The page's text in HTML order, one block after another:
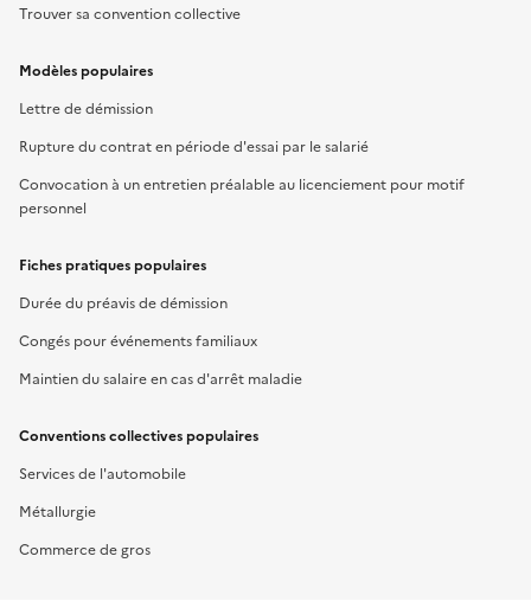
Trouver sa convention collective
Modèles populaires
Lettre de démission
Rupture du contrat en période d'essai par le salarié
Convocation à un entretien préalable au licenciement pour motif
personnel
Fiches pratiques populaires
Durée du préavis de démission
Congés pour événements familiaux
Maintien du salaire en cas d'arrêt maladie
Conventions collectives populaires
Services de l'automobile
Métallurgie
Commerce de gros